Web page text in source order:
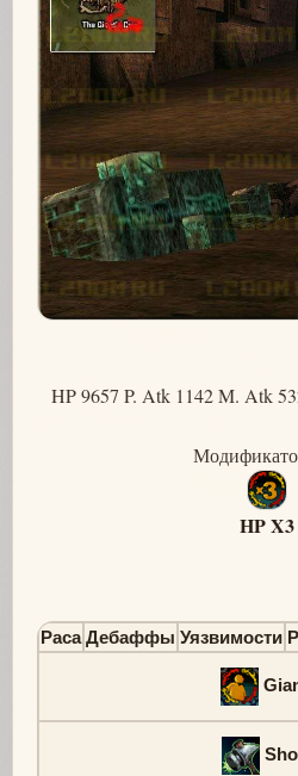
HP 9657 P. Atk 1142 M. Atk
HP X3
Раса Дебаффы Уязвимости